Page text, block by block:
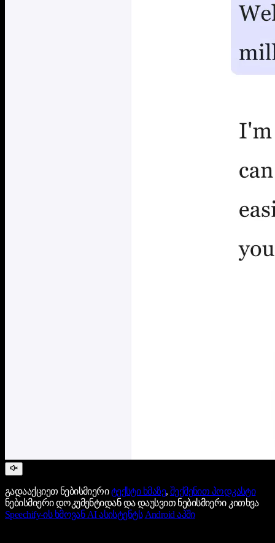
გადააქციეთ ნებისმიერიტექსტი ხმაზე, შექმენით პოდკასტი
ნებისმიერი დოკუმენტიდან და დაუსვით ნებისმიერი კითხვა
Speechify-ის ხმოვან AI ასისტენტს Android აპში